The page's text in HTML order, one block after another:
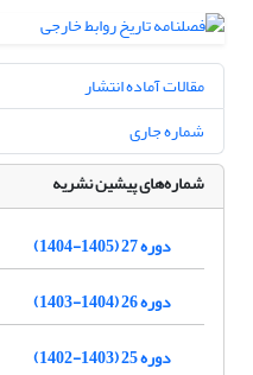
مقالات آماده انتشار
شماره جاری
شماره‌های پیشین نشریه
دوره 27 (1405-1404)
دوره 26 (1404-1403)
دوره 25 (1403-1402)